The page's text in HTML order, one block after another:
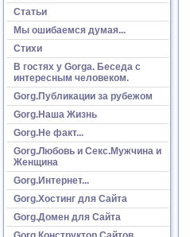
Статьи
Мы ошибаемся думая...
Стихи
В гостях у Gorga. Беседа с
интересным человеком.
Gorg.Публикации за рубежом
Gorg.Наша Жизнь
Gorg.Не факт...
Gorg.Любовь и Секс.Мужчина и
Женщина
Gorg.Интернет...
Gorg.Хостинг для Сайта
Gorg.Домен для Сайта